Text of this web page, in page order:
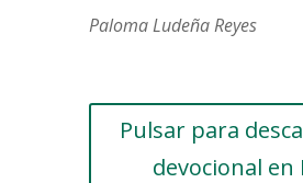
Paloma Ludeña Reyes
Pulsar para
devocional en